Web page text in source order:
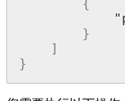
{
}
]
}